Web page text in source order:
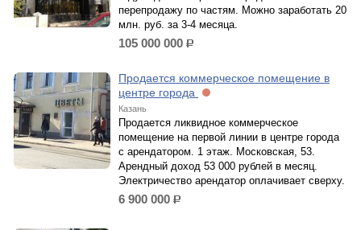
перепродажу по частям. Можно заработать 20
млн. руб. за 3-4 месяца.
105 000 000 р.
Продается коммерческое помещение в
центре города
Казань
Продается ликвидное коммерческое
помещение на первой линии в центре города
с арендатором. 1 этаж. Московская, 53.
Арендный доход 53 000 рублей в месяц.
Электричество арендатор оплачивает сверху.
6 900 000 р.